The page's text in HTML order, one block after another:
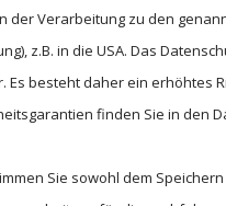
musikalischer
durften sich unsere
der Verarbeitung zu den
z.B. in die USA. Das
Es besteht daher ein
finden Sie in den
Sie sowohl dem